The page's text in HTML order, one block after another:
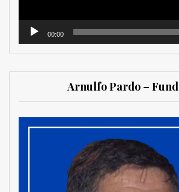
00:00
Arnulfo Pardo –